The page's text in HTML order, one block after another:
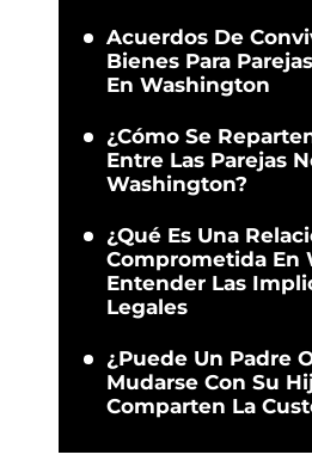
Acuerdos De
Bienes Para
En Washington
¿Cómo Se
Entre Las Parejas
Washington?
¿Qué Es Una
Comprometida En
Entender Las
Legales
¿Puede Un Padre
Mudarse Con Su
Comparten La